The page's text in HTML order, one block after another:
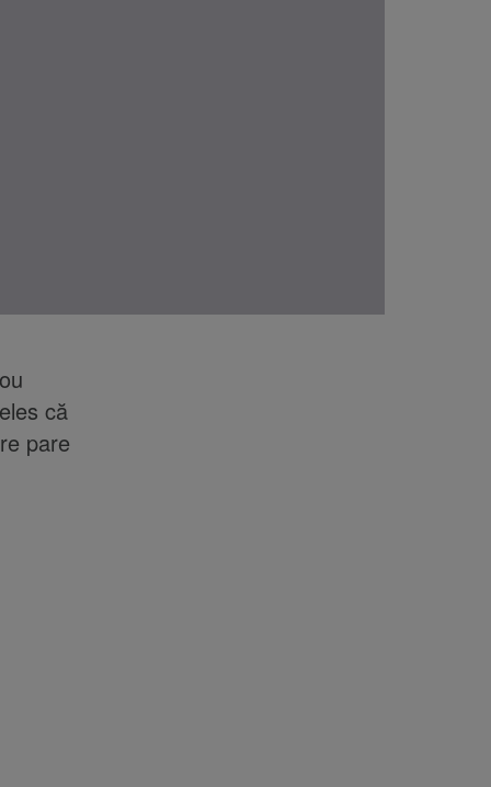
că
pare